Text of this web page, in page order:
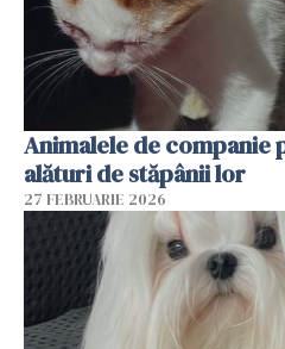
Animalele de companie
alături de stăpânii lor
27 FEBRUARIE 2026